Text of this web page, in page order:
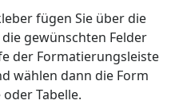
fügen Sie über die
die gewünschten Felder
der Formatierungsleiste
wählen dann die Form
Tabelle.